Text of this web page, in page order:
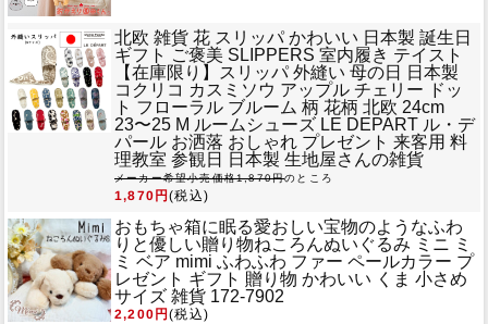
北欧 雑貨 花 スリッパ かわいい 日本製 誕生日
ギフト ご褒美 SLIPPERS 室内履き テイスト
【在庫限り】スリッパ 外縫い 母の日 日本製
コクリコ カスミソウ アップル チェリー ドッ
ト フローラル ブルーム 柄 花柄 北欧 24cm
23〜25 M ルームシューズ LE DEPART ル・デ
パール お洒落 おしゃれ プレゼント 来客用 料
理教室 参観日 日本製 生地屋さんの雑貨
メーカー希望小売価格1,870円のところ
1,870円(税込)
おもちゃ箱に眠る愛おしい宝物のようなふわ
りと優しい贈り物ねころんぬいぐるみ ミニ ミ
ミ ベア mimi ふわふわ ファー ペールカラー プ
レゼント ギフト 贈り物 かわいい くま 小さめ
サイズ 雑貨 172-7902
2,200円(税込)